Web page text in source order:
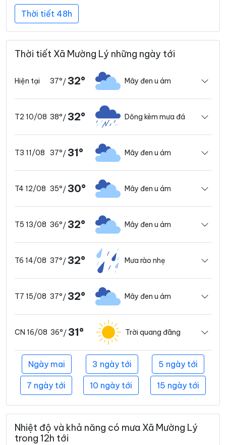
Thời tiết 48h
Thời tiết Xã Mường Lý những ngày tới
Hiện tại 37°/ 32° Mây đen u ám
T2 10/08 38°/ 32° Dông kèm mưa đá
T3 11/08 37°/ 31° Mây đen u ám
T4 12/08 35°/ 30° Mây đen u ám
T5 13/08 36°/ 32° Mây đen u ám
T6 14/08 37°/ 32° Mưa rào nhẹ
T7 15/08 37°/ 32° Mây đen u ám
CN 16/08 36°/ 31° Trời quang đãng
Ngày mai 3 ngày tới 5 ngày tới
7 ngày tới 10 ngày tới 15 ngày tới
Nhiệt độ và khả năng có mưa Xã Mường Lý
trong 12h tới